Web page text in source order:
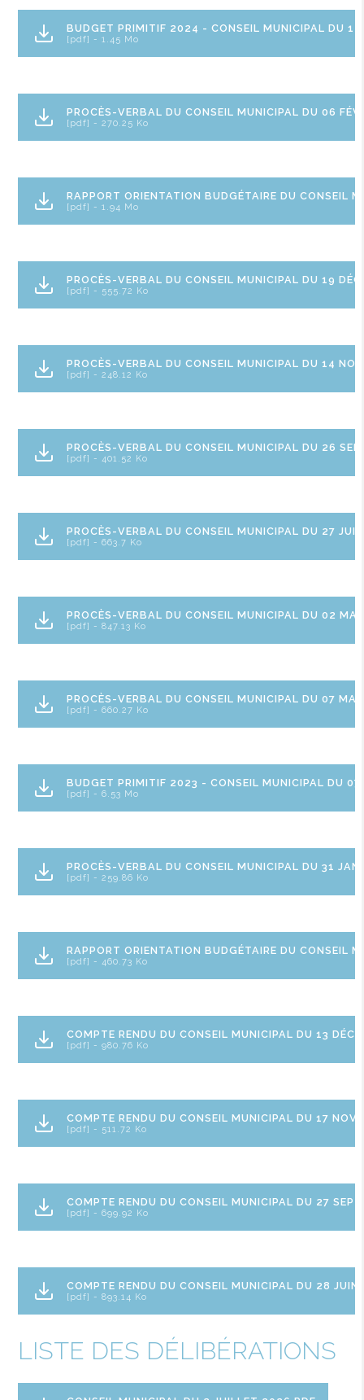
BUDGET PRIMITIF 2024 - CONSEIL MUNICIPAL DU
[pdf] - 1.45 Mo
PROCÈS-VERBAL DU CONSEIL MUNICIPAL DU 06
[pdf] - 270.25 Ko
RAPPORT ORIENTATION BUDGÉTAIRE DU CONSEIL
[pdf] - 1.94 Mo
PROCÈS-VERBAL DU CONSEIL MUNICIPAL DU 19
[pdf] - 555.72 Ko
PROCÈS-VERBAL DU CONSEIL MUNICIPAL DU 14
[pdf] - 248.12 Ko
PROCÈS-VERBAL DU CONSEIL MUNICIPAL DU 26
[pdf] - 401.52 Ko
PROCÈS-VERBAL DU CONSEIL MUNICIPAL DU 27
[pdf] - 663.7 Ko
PROCÈS-VERBAL DU CONSEIL MUNICIPAL DU 02
[pdf] - 847.13 Ko
PROCÈS-VERBAL DU CONSEIL MUNICIPAL DU 07
[pdf] - 660.27 Ko
BUDGET PRIMITIF 2023 - CONSEIL MUNICIPAL DU
[pdf] - 6.53 Mo
PROCÈS-VERBAL DU CONSEIL MUNICIPAL DU 31
[pdf] - 259.86 Ko
RAPPORT ORIENTATION BUDGÉTAIRE DU CONSEIL
[pdf] - 460.73 Ko
COMPTE RENDU DU CONSEIL MUNICIPAL DU 13
[pdf] - 980.76 Ko
COMPTE RENDU DU CONSEIL MUNICIPAL DU 17
[pdf] - 511.72 Ko
COMPTE RENDU DU CONSEIL MUNICIPAL DU 27
[pdf] - 699.92 Ko
COMPTE RENDU DU CONSEIL MUNICIPAL DU 28
[pdf] - 893.14 Ko
LISTE DES DÉLIBÉRATIONS